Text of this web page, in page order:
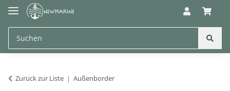
Zurück zur Liste Außenborder